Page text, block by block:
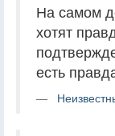
На самом
хотят
есть